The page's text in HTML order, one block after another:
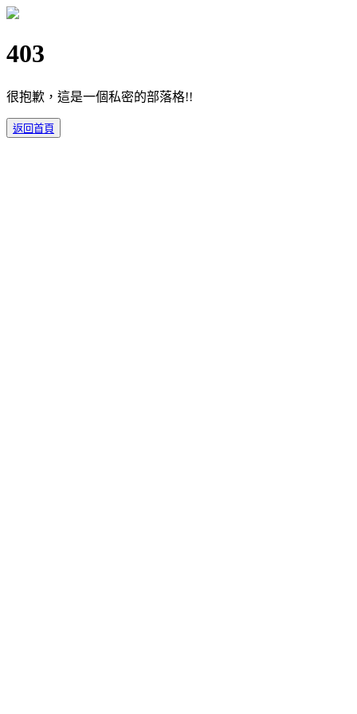
403
很抱歉，這是一個私密的部落格!!
返回首頁